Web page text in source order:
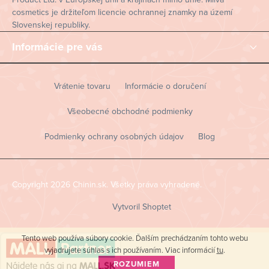
Tento web používa súbory cookie. Ďalším prechádzaním tohto webu
vyjadrujete súhlas s ich používaním. Viac informáciítu.
ROZUMIEM
cosmetics je držiteľom licencie ochrannej znamky na území
Slovenskej republiky.
Informácie pre vás
Vrátenie tovaru Informácie o doručení
Všeobecné obchodné podmienky
Podmienky ochrany osobných údajov Blog
Vytvoril Shoptet
Copyright 2026 Chinin.sk. Všetky práva vyhradené.